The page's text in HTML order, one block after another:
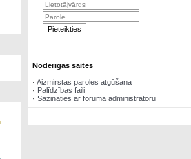
Noderīgas saites
· Aizmirstas paroles atgūšana
· Palīdzības faili
· Sazināties ar foruma administratoru